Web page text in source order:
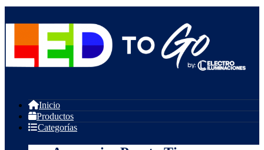
Inicio
Productos
Categorías